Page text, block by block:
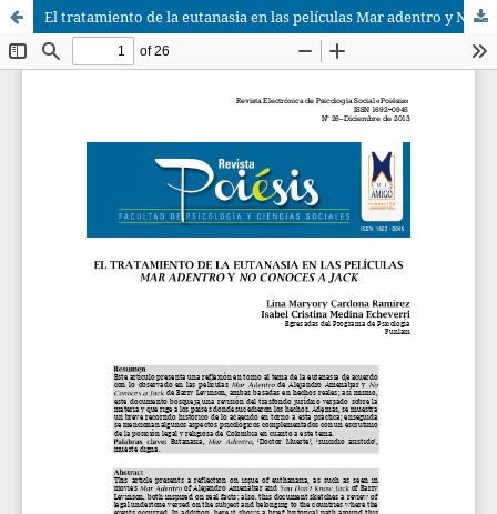
El tratamiento de la eutanasia en las películas Mar adentro y No conoces a Jack